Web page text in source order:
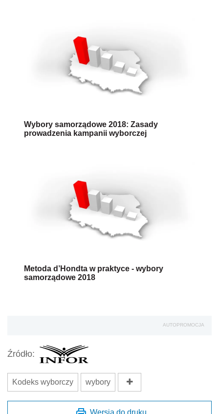
Wybory samorządowe 2018: Zasady
prowadzenia kampanii wyborczej
Metoda d’Hondta w praktyce - wybory
samorządowe 2018
AUTOPROMOCJA
Źródło:
Kodeks wyborczy wybory
Wersja do druku